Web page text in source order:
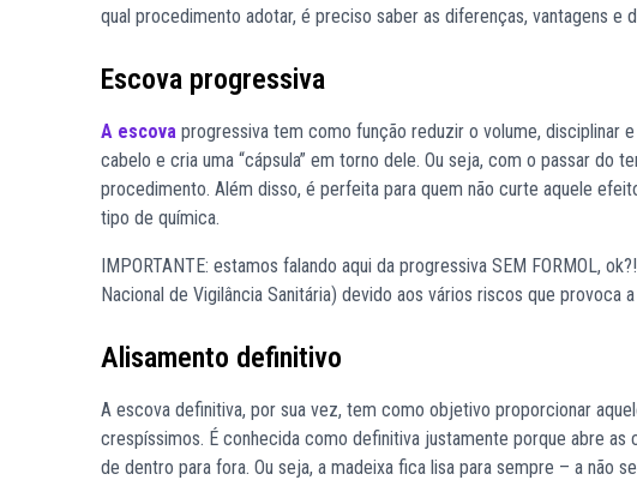
qual procedimento adotar, é preciso saber as diferenças, vantagens e
Escova progressiva
A escova progressiva tem como função reduzir o volume, disciplinar
cabelo e cria uma “cápsula” em torno dele. Ou seja, com o passar
procedimento. Além disso, é perfeita para quem não curte aquele
tipo de química.
IMPORTANTE: estamos falando aqui da progressiva SEM FORMOL,
Nacional de Vigilância Sanitária) devido aos vários riscos que provoca a
Alisamento definitivo
A escova definitiva, por sua vez, tem como objetivo proporcionar
crespíssimos. É conhecida como definitiva justamente porque abre
de dentro para fora. Ou seja, a madeixa fica lisa para sempre – a não